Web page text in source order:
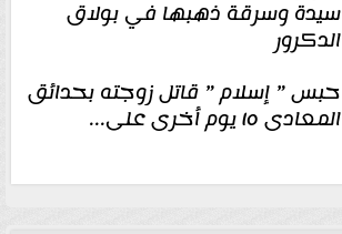
سيدة وسرقة ذهبها في بولاق
الدكرور
حبس ” إسلام ” قاتل زوجته بحدائق
المعادى ١٥ يوم أخرى على...